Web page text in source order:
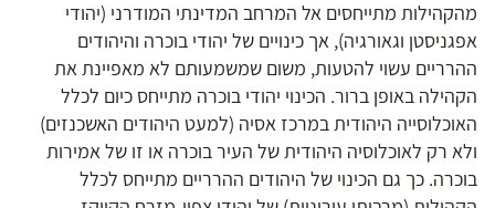
מהקהילות מתייחסים אל המרחב המדינתי המודרני (יהודי
אפגניסטן וגאורגיה), אך כינויים של יהודי בוכרה והיהודים
ההרריים עשוי להטעות, משום שמשמעותם לא מאפיינת את
הקהילה באופן ברור. הכינוי יהודי בוכרה מתייחס כיום לכלל
האוכלוסייה היהודית במרכז אסיה (למעט היהודים האשכנזים)
ולא רק לאוכלוסיה היהודית של העיר בוכרה או זו של אמירות
בוכרה. כך גם הכינוי של היהודים ההרריים מתייחס לכלל